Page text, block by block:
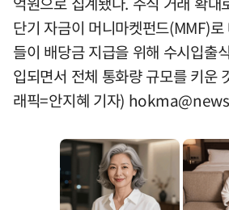
단기 자금이 머니마켓펀드(MMF)
들이 배당금 지급을 위해 수시입출
입되면서 전체 통화량 규모를 키운
래픽=안지혜 기자)